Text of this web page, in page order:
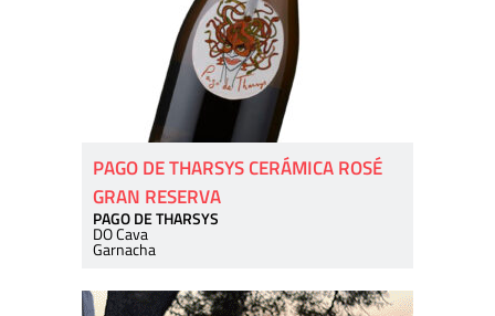
PAGO DE THARSYS CERÁMICA ROSÉ
GRAN RESERVA
PAGO DE THARSYS
DO Cava
Garnacha